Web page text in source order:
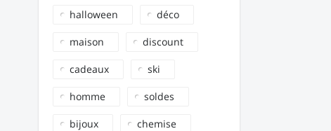
halloween déco
maison discount
cadeaux ski
homme soldes
bijoux chemise